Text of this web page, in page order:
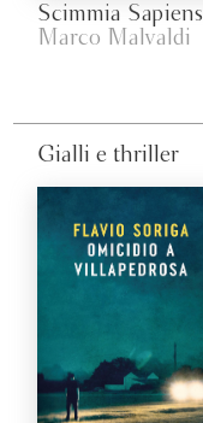
Scimmia Sapiens
Marco Malvaldi
Gialli e thriller